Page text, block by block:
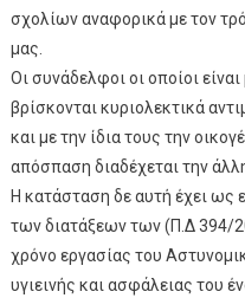
σχολίων αναφορικά με τον
μας.
Οι συνάδελφοι οι οποίοι
βρίσκονται κυριολεκτικά
και με την ίδια τους την
απόσπαση διαδέχεται την
Η κατάσταση δε αυτή έχει ως
των διατάξεων των (Π.Δ 394/
χρόνο εργασίας του
υγιεινής και ασφάλειας του